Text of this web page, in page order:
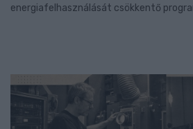
energiafelhasználását csökkentő